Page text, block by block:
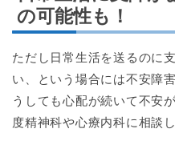
の可能性も！
ただし日常生活を送るのに
い、という場合には不安障
うしても心配が続いて不安
度精神科や心療内科に相談